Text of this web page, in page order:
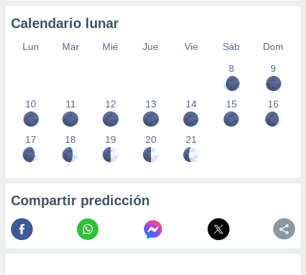
Calendario lunar
Lun Mar Mié Jue Vie Sáb
Dom
8
9
10 11 12 13 14 15 16
17 18 19 20 21
Compartir predicción